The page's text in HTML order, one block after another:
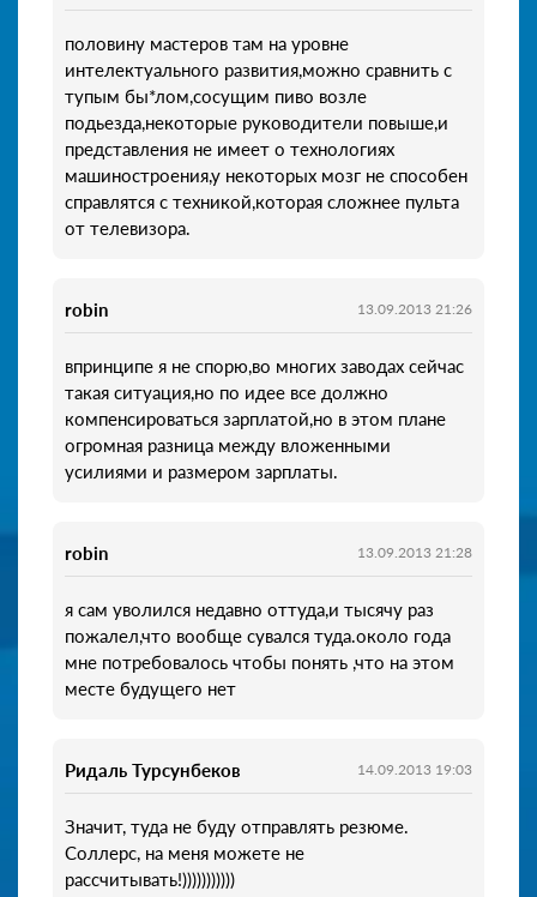
половину мастеров там на уровне
интелектуального развития,можно сравнить с
тупым бы*лом,сосущим пиво возле
подьезда,некоторые руководители повыше,и
представления не имеет о технологиях
машиностроения,у некоторых мозг не способен
справлятся с техникой,которая сложнее пульта
от телевизора.
robin 13.09.2013 21:26
впринципе я не спорю,во многих заводах сейчас
такая ситуация,но по идее все должно
компенсироваться зарплатой,но в этом плане
огромная разница между вложенными
усилиями и размером зарплаты.
robin 13.09.2013 21:28
я сам уволился недавно оттуда,и тысячу раз
пожалел,что вообще сувался туда.около года
мне потребовалось чтобы понять ,что на этом
месте будущего нет
Ридаль Турсунбеков 14.09.2013 19:03
Значит, туда не буду отправлять резюме.
Соллерс, на меня можете не
рассчитывать!)))))))))))